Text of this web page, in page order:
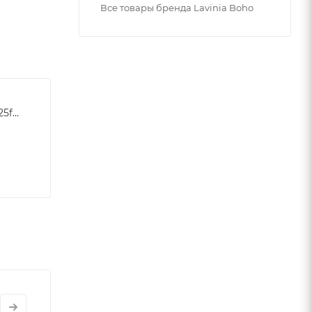
f0af22b0e30c83d14dfc5525ff48dba4
Все товары бренда Lavinia Boho